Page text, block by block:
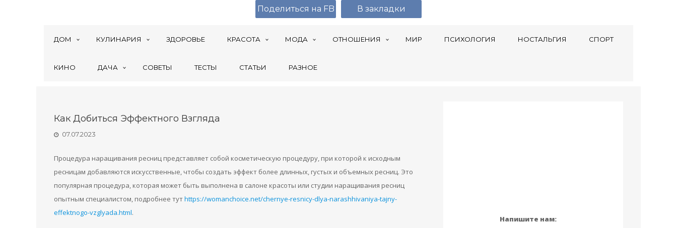
ДОМ КУЛИНАРИЯ ЗДОРОВЬЕ КРАСОТА МОДА ОТНОШЕНИЯ МИР ПСИХОЛОГИЯ НОСТАЛЬГИЯ СПОРТ
КИНО ДАЧА СОВЕТЫ ТЕСТЫ СТАТЬИ РАЗНОЕ
Как Добиться Эффектного Взгляда
07.07.2023
Процедура наращивания ресниц представляет собой косметическую процедуру, при которой к исходным
ресницам добавляются искусственные, чтобы создать эффект более длинных, густых и объемных ресниц. Это
популярная процедура, которая может быть выполнена в салоне красоты или студии наращивания ресниц
опытным специалистом, подробнее тутhttps://womanchoice.net/chernye-resnicy-dlya-narashhivaniya-tajny-
effektnogo-vzglyada.html.
Напишите нам:
Поделиться на FB В закладки